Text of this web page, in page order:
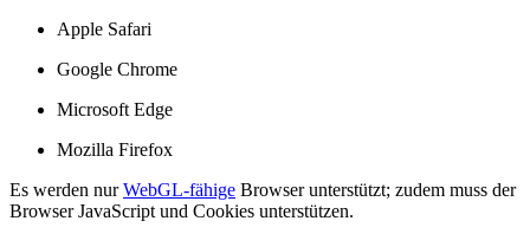
Apple Safari
Google Chrome
Microsoft Edge
Mozilla Firefox
Es werden nurWebGL-fähige Browser unterstützt; zudem muss der
Browser JavaScript und Cookies unterstützen.